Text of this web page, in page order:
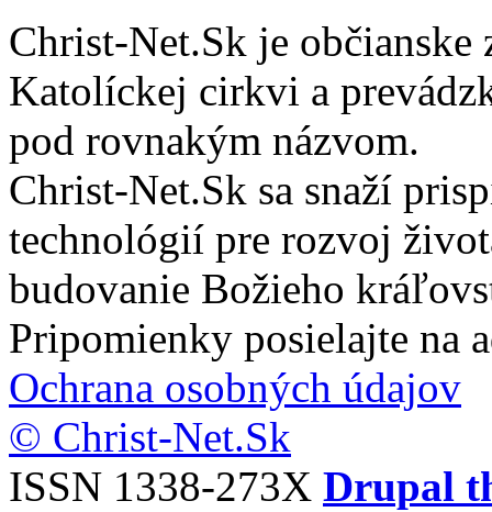
Christ-Net.Sk je
Katolíckej cirkvi a
pod rovnakým názvom.
Christ-Net.Sk sa snaží
technológií pre rozvoj
budovanie Božieho
Pripomienky posielajte na
Ochrana osobných údajov
© Christ-Net.Sk
ISSN 1338-273X Drupal